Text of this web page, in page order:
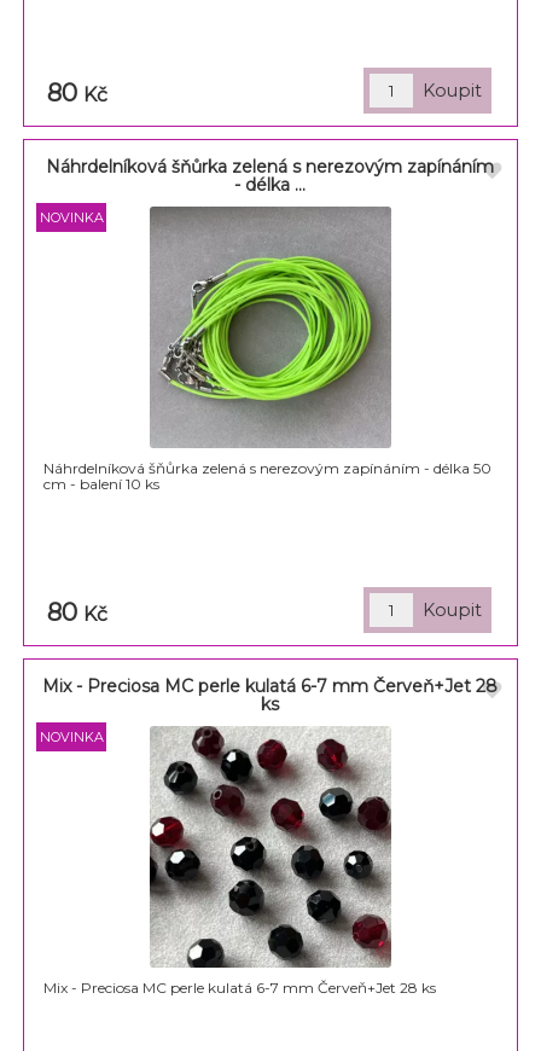
80 Kč
Náhrdelníková šňůrka zelená s nerezovým zapínáním
- délka ...
Náhrdelníková šňůrka zelená s nerezovým zapínáním - délka 50
cm - balení 10 ks
80 Kč
Mix - Preciosa MC perle kulatá 6-7 mm Červeň+Jet 28
ks
Mix - Preciosa MC perle kulatá 6-7 mm Červeň+Jet 28 ks